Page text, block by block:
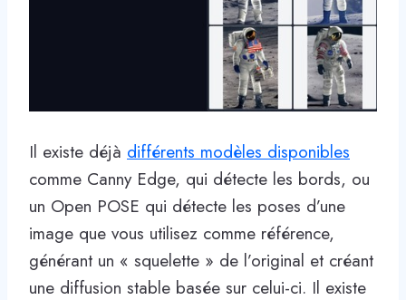
Il existe déjà différents modèles disponibles
comme Canny Edge, qui détecte les bords, ou
un Open POSE qui détecte les poses d’une
image que vous utilisez comme référence,
générant un « squelette » de l’original et créant
une diffusion stable basée sur celui-ci. Il existe